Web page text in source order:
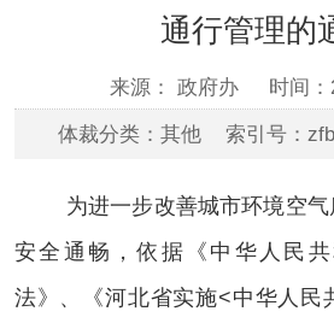
通行管理的
来源： 政府办 时间
体裁分类：其他 索引号：
为进一步改善城市环境空
安全通畅，依据《中华人民
法》、《河北省实施<中华人民